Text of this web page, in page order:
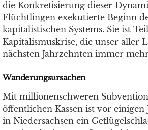
die Konkretisierung dieser
Flüchtlingen exekutierte Beginn
kapitalistischen Systems. Sie ist
Kapitalismuskrise, die unser aller
nächsten Jahrzehnten immer
Wanderungsursachen
Mit millionenschweren
öffentlichen Kassen ist vor einigen
in Niedersachsen ein